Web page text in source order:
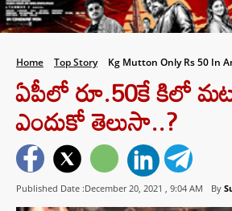
Home Top Story Kg Mutton Only Rs 50 In
ఏపీలో రూ.50కే కిలో
ఎందుకో తెలుసా..?
Published Date :December 20, 2021 , 9:04 AM By